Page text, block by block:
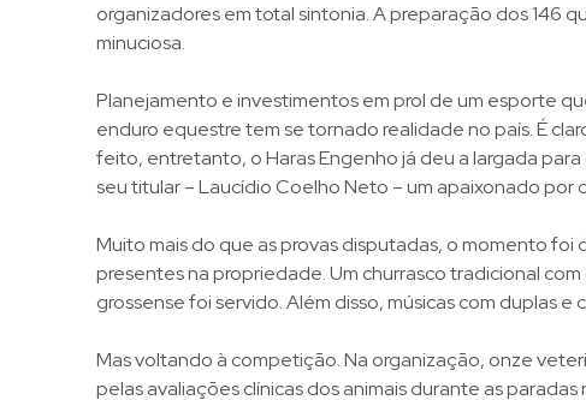
organizadores em total sintonia. A preparação dos 146
minuciosa.
Planejamento e investimentos em prol de um esporte
enduro equestre tem se tornado realidade no país. É
feito, entretanto, o Haras Engenho já deu a largada
seu titular – Laucídio Coelho Neto – um apaixonado por
Muito mais do que as provas disputadas, o momento
presentes na propriedade. Um churrasco tradicional
grossense foi servido. Além disso, músicas com duplas e
Mas voltando à competição. Na organização, onze
pelas avaliações clínicas dos animais durante as